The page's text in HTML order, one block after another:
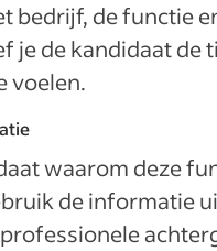
bedrijf, de functie
je de kandidaat de
voelen.
waarom deze
de informatie